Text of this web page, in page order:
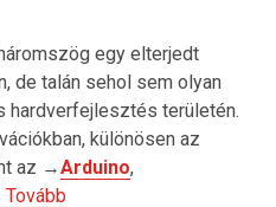
egy elterjedt
de talán sehol sem olyan
hardverfejlesztés területén.
különösen az
az →Arduino,